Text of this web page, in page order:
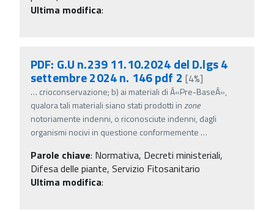
Ultima modifica:
PDF: G.U n.239 11.10.2024 del D.lgs 4
settembre 2024 n. 146 pdf 2 [4%]
… crioconservazione; b) ai materiali di Â«Pre-BaseÂ»,
qualora tali materiali siano stati prodotti inzone
notoriamente indenni, o riconosciute indenni, dagli
organismi nocivi in questione conformemente …
Parole chiave: Normativa, Decreti ministeriali,
Difesa delle piante, Servizio Fitosanitario
Ultima modifica: